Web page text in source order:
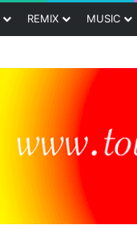
REMIX MUSIC